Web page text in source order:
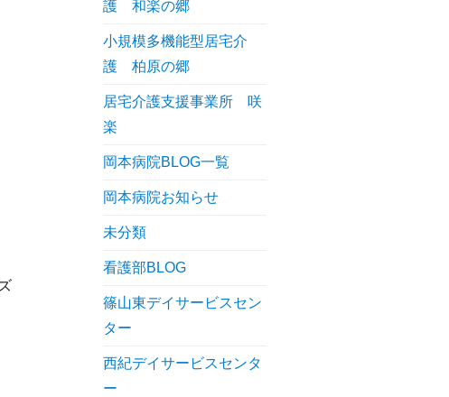
護 和楽の郷
小規模多機能型居宅介
護 柏原の郷
居宅介護支援事業所 咲
楽
岡本病院BLOG一覧
岡本病院お知らせ
未分類
看護部BLOG
篠山東デイサービスセン
ター
西紀デイサービスセンタ
ー